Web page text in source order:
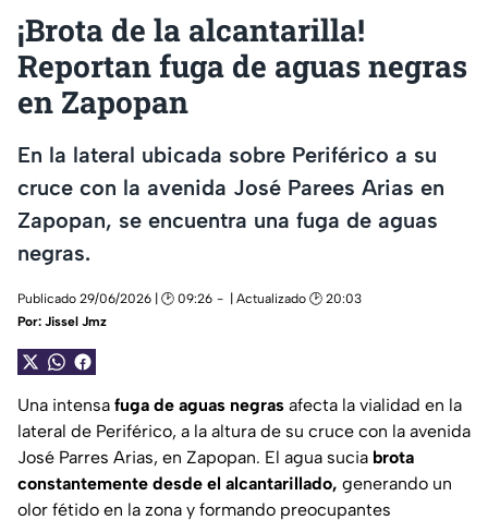
¡Brota de la alcantarilla!
Reportan fuga de aguas negras
en Zapopan
En la lateral ubicada sobre Periférico a su
cruce con la avenida José Parees Arias en
Zapopan, se encuentra una fuga de aguas
negras.
Publicado 29/06/2026 | 🕑 09:26
| Actualizado 🕑 20:03
Por: Jissel Jmz
Una intensa fuga de aguas negras afecta la vialidad en la
lateral de Periférico, a la altura de su cruce con la avenida
José Parres Arias, en Zapopan. El agua sucia brota
constantemente desde el alcantarillado, generando un
olor fétido en la zona y formando preocupantes